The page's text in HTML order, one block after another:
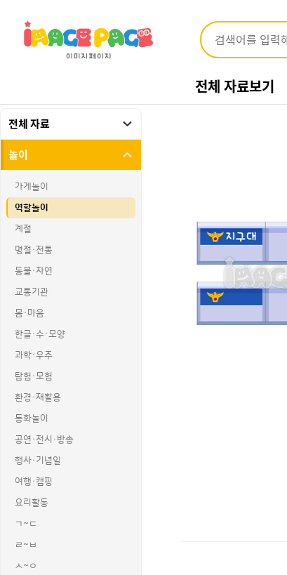
전체 자료보기
전체 자료
놀이
가게놀이
역할놀이
계절
명절·전통
동물·자연
교통기관
몸·마음
한글·수·모양
과학·우주
탐험·모험
환경·재활용
동화놀이
공연·전시·방송
행사·기념일
여행·캠핑
요리활동
ㄱ~ㄷ
ㄹ~ㅂ
ㅅ~ㅇ